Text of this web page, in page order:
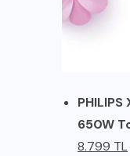
650W
8.799 TL